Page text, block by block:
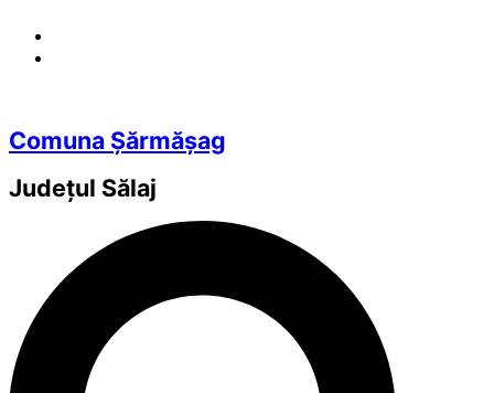
Comuna Șărmășag
Județul Sălaj